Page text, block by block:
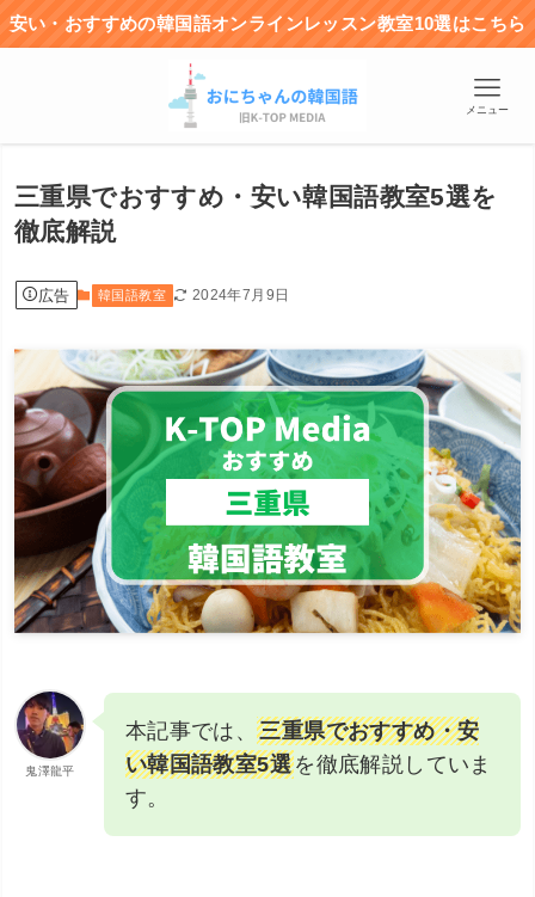
安い・おすすめの韓国語オンラインレッスン教室10選はこちら
メニュー
三重県でおすすめ・安い韓国語教室5選を
徹底解説
広告 韓国語教室 2024年7月9日
鬼澤龍平
本記事では、三重県でおすすめ・安
い韓国語教室5選を徹底解説していま
す。